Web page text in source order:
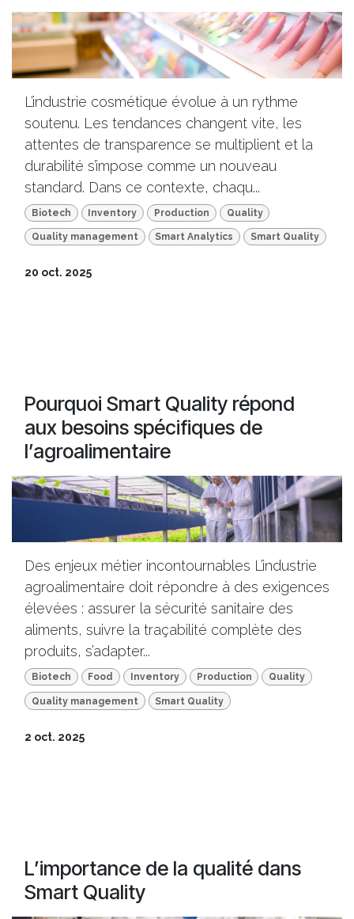
L’industrie cosmétique évolue à un rythme
soutenu. Les tendances changent vite, les
attentes de transparence se multiplient et la
durabilité s’impose comme un nouveau
standard. Dans ce contexte, chaqu...
Biotech Inventory Production Quality
Quality management Smart Analytics Smart Quality
20 oct. 2025
Pourquoi Smart Quality répond
aux besoins spécifiques de
l’agroalimentaire
Des enjeux métier incontournables L’industrie
agroalimentaire doit répondre à des exigences
élevées : assurer la sécurité sanitaire des
aliments, suivre la traçabilité complète des
produits, s’adapter...
Biotech Food Inventory Production Quality
Quality management Smart Quality
2 oct. 2025
L’importance de la qualité dans
Smart Quality